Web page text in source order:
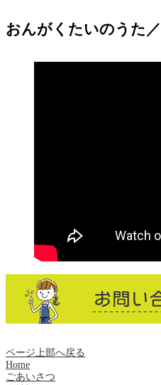
おんがくたいのうた
ページ上部へ戻る
Home
ごあいさつ